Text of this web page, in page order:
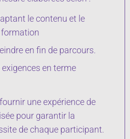
le contenu et le
formation
en fin de parcours.
en terme
une expérience de
pour garantir la
de chaque participant.